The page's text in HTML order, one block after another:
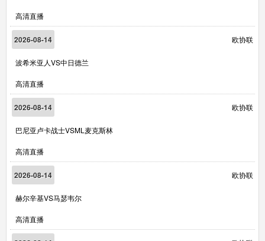
高清直播
2026-08-14 欧协联
波希米亚人VS中日德兰
高清直播
2026-08-14 欧协联
巴尼亚卢卡战士VSML麦克斯林
高清直播
2026-08-14 欧协联
赫尔辛基VS马瑟韦尔
高清直播